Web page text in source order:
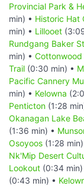
Provincial Park &
min) • Historic Hat
min) • Lillooet
Rundgang Baker
min) •
Trail (0:30 min) •
Pacific Cannery
min) • Kelowna
Penticton (1:28
Okanagan Lake
(1:36 min) •
Osoyoos (1:28
Nk'Mip Desert
Lookout (0:34 min)
(0:43 min) •